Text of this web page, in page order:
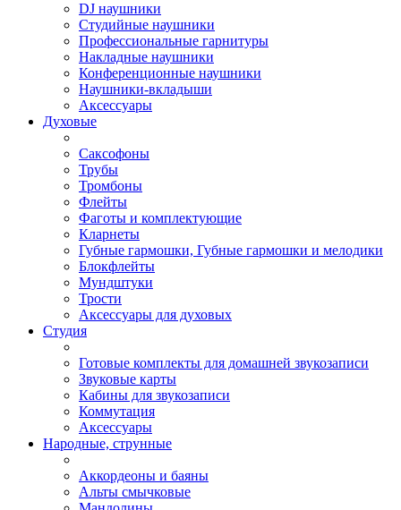
DJ наушники
Студийные наушники
Профессиональные гарнитуры
Накладные наушники
Конференционные наушники
Наушники-вкладыши
Аксессуары
Духовые
Саксофоны
Трубы
Тромбоны
Флейты
Фаготы и комплектующие
Кларнеты
Губные гармошки, Губные гармошки и мелодики
Блокфлейты
Мундштуки
Трости
Аксессуары для духовых
Студия
Готовые комплекты для домашней звукозаписи
Звуковые карты
Кабины для звукозаписи
Коммутация
Аксессуары
Народные, струнные
Аккордеоны и баяны
Альты смычковые